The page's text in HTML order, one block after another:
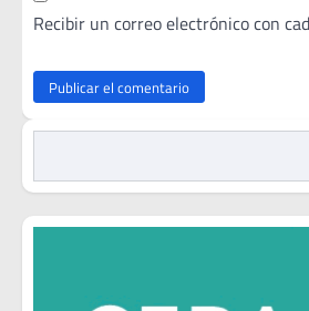
Recibir un correo electrónico con